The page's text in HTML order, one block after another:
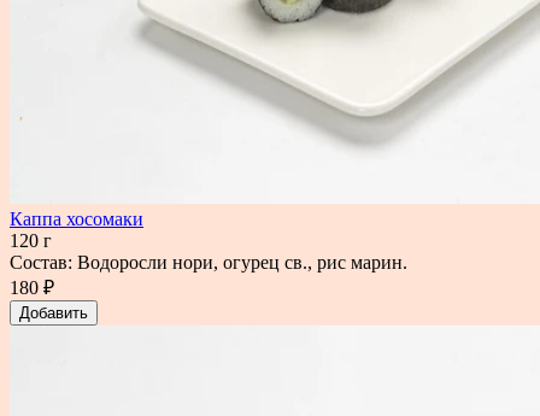
Каппа хосомаки
120 г
Состав: Водоросли нори, огурец св., рис марин.
180 ₽
Добавить